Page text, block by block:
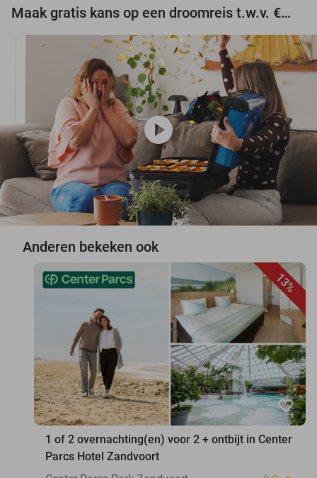
Maak gratis kans op een droomreis t.w.v. €3.000!
play_circle
Anderen bekeken ook
13%
favorite_border
1 of 2 overnachting(en) voor 2 + ontbijt in Center
Parcs Hotel Zandvoort